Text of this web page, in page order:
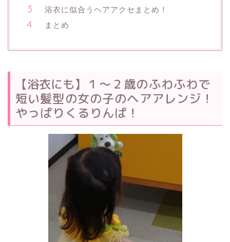
浴衣に似合うヘアアクセまとめ！
まとめ
【浴衣にも】 １～２歳のふわふわで
短い髪型の女の子のヘアアレンジ！
やっぱりくるりんぱ！